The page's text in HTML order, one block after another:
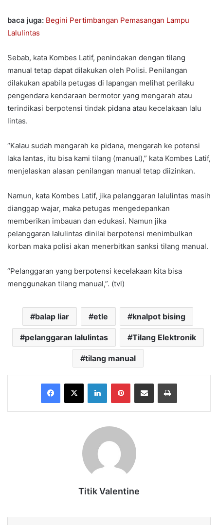
baca juga: Begini Pertimbangan Pemasangan Lampu
Lalulintas
Sebab, kata Kombes Latif, penindakan dengan tilang
manual tetap dapat dilakukan oleh Polisi. Penilangan
dilakukan apabila petugas di lapangan melihat perilaku
pengendara kendaraan bermotor yang mengarah atau
terindikasi berpotensi tindak pidana atau kecelakaan lalu
lintas.
“Kalau sudah mengarah ke pidana, mengarah ke potensi
laka lantas, itu bisa kami tilang (manual),” kata Kombes Latif,
menjelaskan alasan penilangan manual tetap diizinkan.
Namun, kata Kombes Latif, jika pelanggaran lalulintas masih
dianggap wajar, maka petugas mengedepankan
memberikan imbauan dan edukasi. Namun jika
pelanggaran lalulintas dinilai berpotensi menimbulkan
korban maka polisi akan menerbitkan sanksi tilang manual.
“Pelanggaran yang berpotensi kecelakaan kita bisa
menggunakan tilang manual,”. (tvl)
balap liar etle knalpot bising
pelanggaran lalulintas Tilang Elektronik
tilang manual
Facebook
X LinkedInPinterestShare via Email Print
Titik Valentine